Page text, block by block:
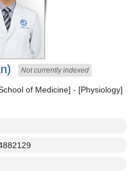
Not currently indexed
of Medicine] - [Physiology]